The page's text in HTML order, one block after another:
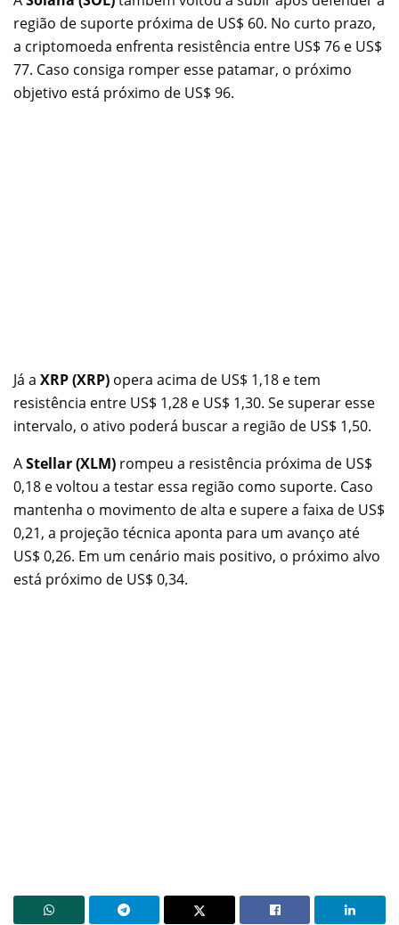
região de suporte próxima de US$ 60. No curto prazo,
a criptomoeda enfrenta resistência entre US$ 76 e US$
77. Caso consiga romper esse patamar, o próximo
objetivo está próximo de US$ 96.
Já a XRP (XRP) opera acima de US$ 1,18 e tem
resistência entre US$ 1,28 e US$ 1,30. Se superar esse
intervalo, o ativo poderá buscar a região de US$ 1,50.
AStellar (XLM) rompeu a resistência próxima de US$
0,18 e voltou a testar essa região como suporte. Caso
mantenha o movimento de alta e supere a faixa de US$
0,21, a projeção técnica aponta para um avanço até
US$ 0,26. Em um cenário mais positivo, o próximo alvo
está próximo de US$ 0,34.